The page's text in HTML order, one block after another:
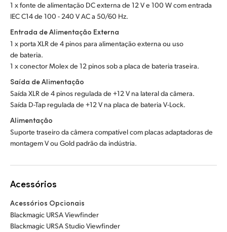
1 x fonte de alimentação DC externa de 12 V e 100 W com entrada
IEC C14 de 100 - 240 V AC a 50/60 Hz.
Entrada de Alimentação Externa
1 x porta XLR de 4 pinos para alimentação externa ou uso
de bateria.
1 x conector Molex de 12 pinos sob a placa de bateria traseira.
Saída de Alimentação
Saída XLR de 4 pinos regulada de +12 V na lateral da câmera.
Saída D-Tap regulada de +12 V na placa de bateria V-Lock.
Alimentação
Suporte traseiro da câmera compatível com placas adaptadoras de
montagem V ou Gold padrão da indústria.
Acessórios
Acessórios Opcionais
Blackmagic URSA Viewfinder
Blackmagic URSA Studio Viewfinder